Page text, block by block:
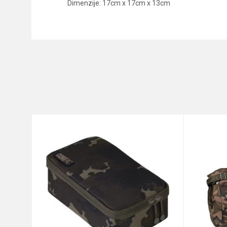
Dimenzije: 17cm x 17cm x 13cm
Anti-spam zaštita -
POŠALJI